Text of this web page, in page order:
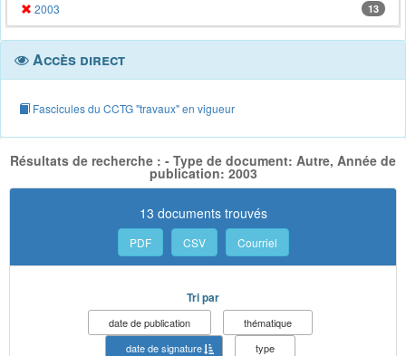
2003 13
Accès direct
Fascicules du CCTG "travaux" en vigueur
Résultats de recherche : - Type de document: Autre, Année de
publication: 2003
13 documents trouvés
PDF CSV Courriel
Tri par
date de publication
thématique
date de signature
type